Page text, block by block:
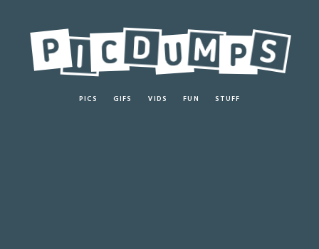
PICS GIFS VIDS FUN STUFF